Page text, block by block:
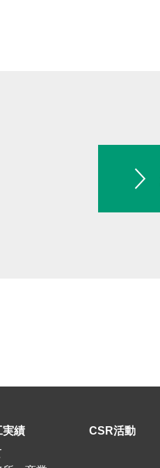
実績
CSR活動